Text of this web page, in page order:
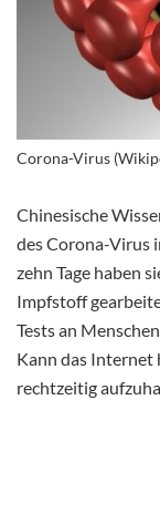
Corona-Virus
Chinesische
des Corona-Virus
zehn Tage haben
Impfstoff
Tests an
Kann das Internet
rechtzeitig